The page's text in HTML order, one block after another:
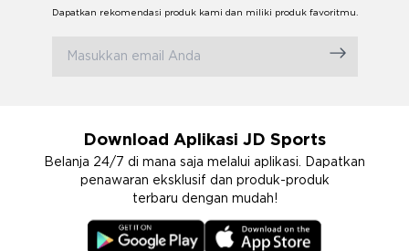
Dapatkan rekomendasi produk kami dan miliki produk favoritmu.
Download Aplikasi JD Sports
Belanja 24/7 di mana saja melalui aplikasi. Dapatkan
penawaran eksklusif dan produk-produk
terbaru dengan mudah!